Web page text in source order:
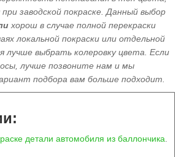
заводской покраске. Данный выбор
хорош в случае полной перекраски
локальной покраски или отдельной
лучше выбрать колеровку цвета. Если
лучше позвоните нам и мы
подбора вам больше подходит.
детали автомобиля из баллончика